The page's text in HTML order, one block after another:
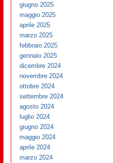
giugno 2025
maggio 2025
aprile 2025
marzo 2025
febbraio 2025
gennaio 2025
dicembre 2024
novembre 2024
ottobre 2024
settembre 2024
agosto 2024
luglio 2024
giugno 2024
maggio 2024
aprile 2024
marzo 2024